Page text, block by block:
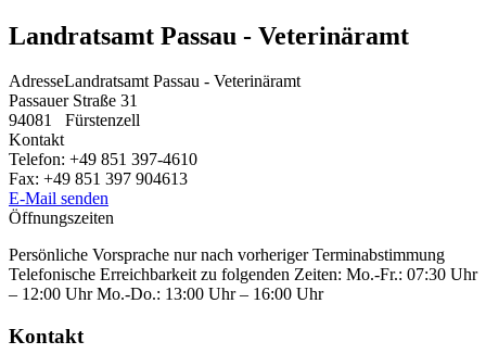
Landratsamt Passau - Veterinäramt
AdresseLandratsamt Passau - Veterinäramt
Passauer Straße 31
94081
Fürstenzell
Kontakt
Telefon: +49 851 397-4610
Fax: +49 851 397 904613
E-Mail senden
Öffnungszeiten
Persönliche Vorsprache nur nach vorheriger Terminabstimmung
Telefonische Erreichbarkeit zu folgenden Zeiten: Mo.-Fr.: 07:30 Uhr
– 12:00 Uhr Mo.-Do.: 13:00 Uhr – 16:00 Uhr
Kontakt